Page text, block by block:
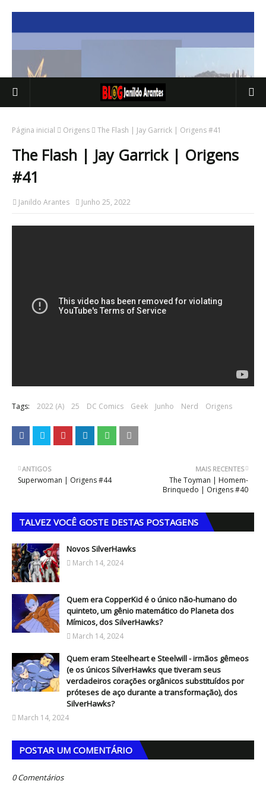
Página inicial Origens The Flash | Jay Garrick | Origens #41
The Flash | Jay Garrick | Origens
#41
Janildo Arantes Junho 25, 2022
Tags: 2022 (A) 25 DC Comics Geek Junho Nerd Origens
MAIS RECENTES
The Toyman | Homem-
Brinquedo | Origens #40
ANTIGOS
Superwoman | Origens #44
TALVEZ VOCÊ GOSTE DESTAS POSTAGENS
Novos SilverHawks
March 14, 2024
Quem era CopperKid é o único não-humano do
quinteto, um gênio matemático do Planeta dos
Mímicos, dos SilverHawks?
March 14, 2024
Quem eram Steelheart e Steelwill - irmãos gêmeos
(e os únicos SilverHawks que tiveram seus
verdadeiros corações orgânicos substituídos por
próteses de aço durante a transformação), dos
SilverHawks?
March 14, 2024
POSTAR UM COMENTÁRIO
0 Comentários